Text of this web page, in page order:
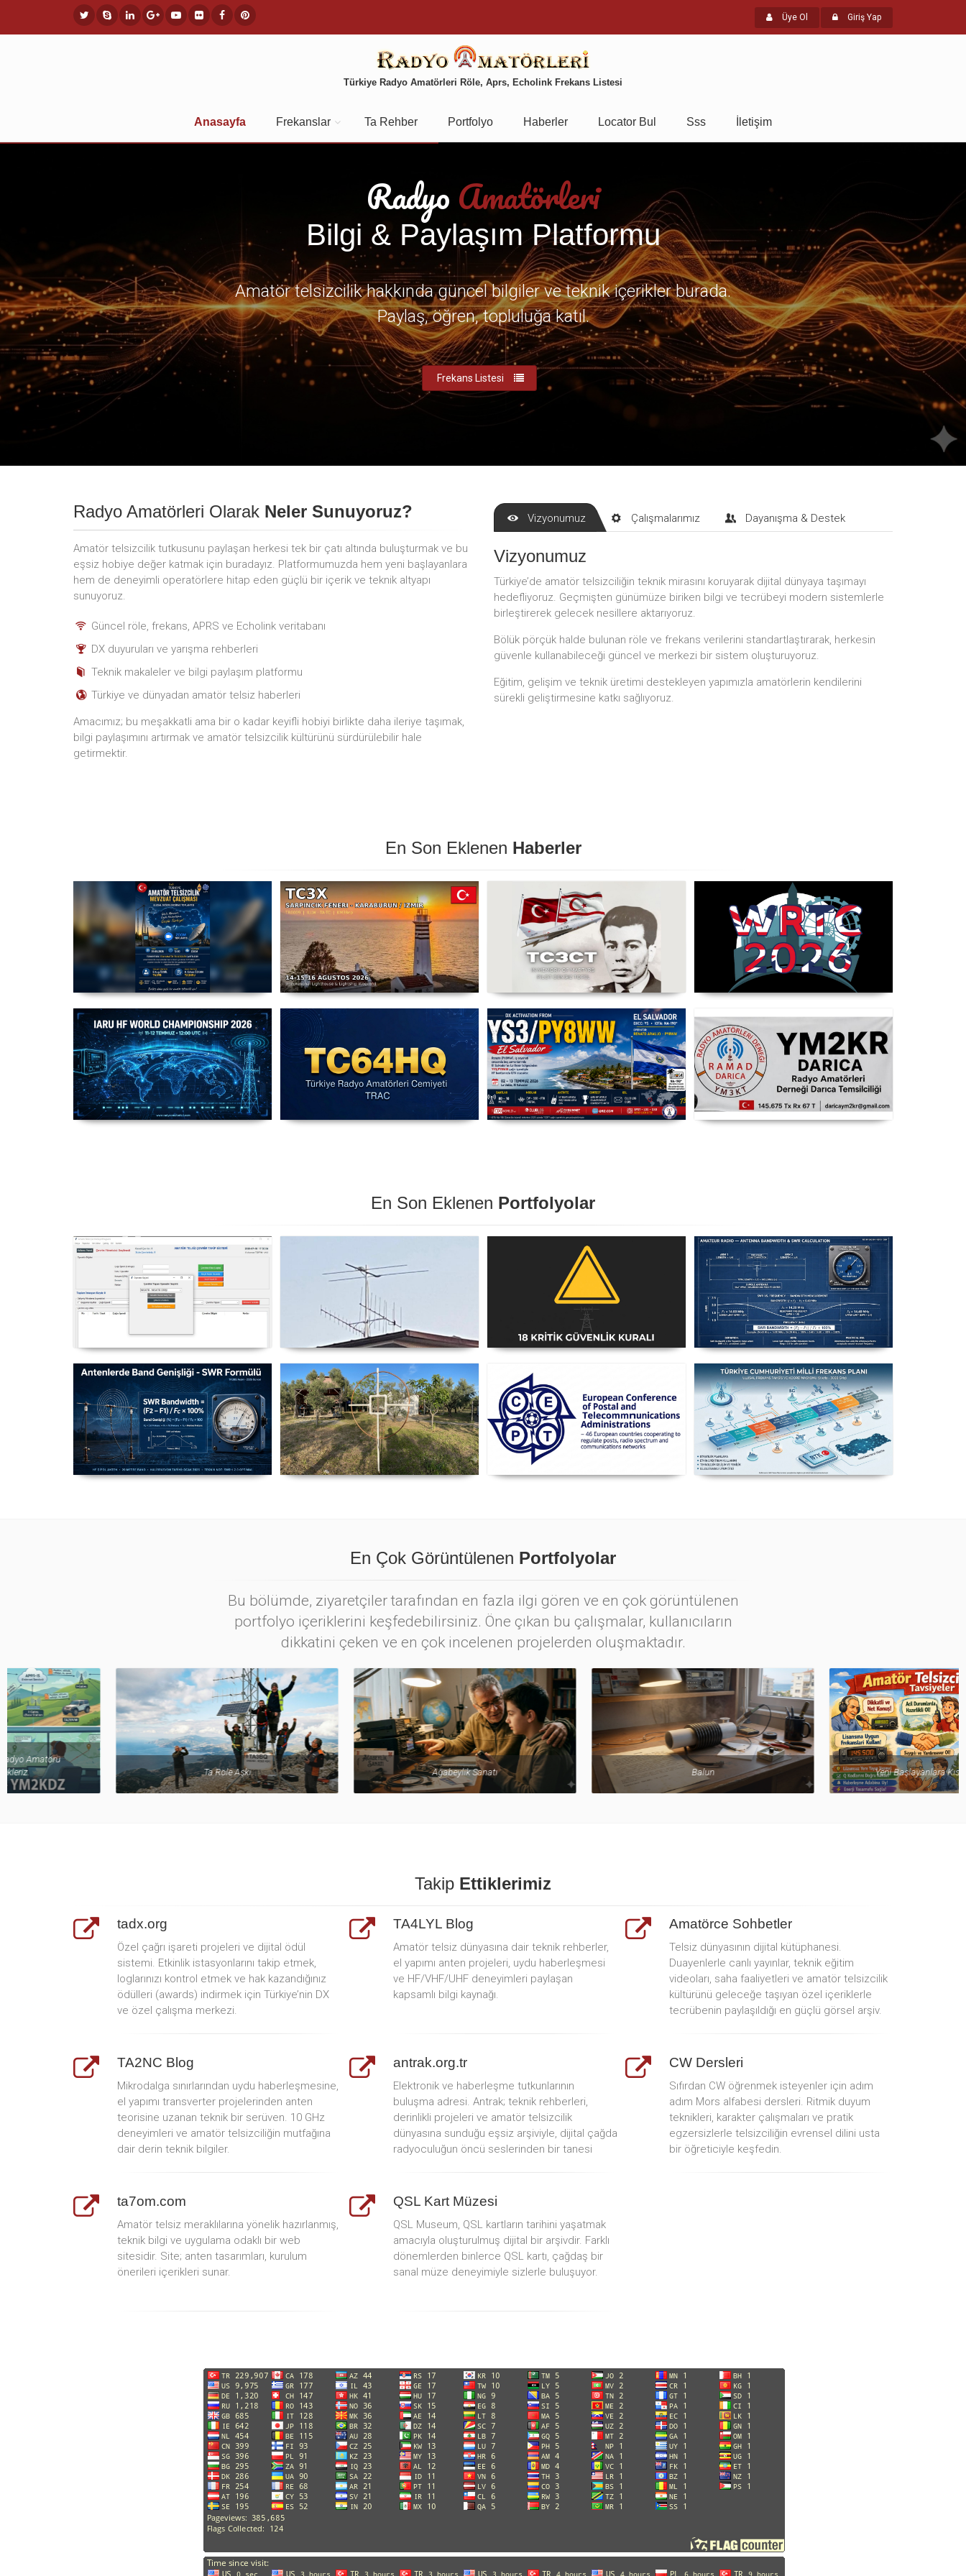
Üye Ol Giriş Yap
Türkiye Radyo Amatörleri Röle, Aprs, Echolink Frekans Listesi
Anasayfa Frekanslar Ta Rehber Portfolyo Haberler Locator Bul Sss İletişim
RadyoAmatörleri
Bilgi & Paylaşım Platformu
Amatör telsizcilik hakkında güncel bilgiler ve teknik içerikler burada.
Paylaş, öğren, topluluğa katıl.
Frekans Listesi
Radyo Amatörleri Olarak Neler Sunuyoruz?
Amatör telsizcilik tutkusunu paylaşan herkesi tek bir çatı altında buluşturmak ve bu
eşsiz hobiye değer katmak için buradayız. Platformumuzda hem yeni başlayanlara
hem de deneyimli operatörlere hitap eden güçlü bir içerik ve teknik altyapı
sunuyoruz.
Güncel röle, frekans, APRS ve Echolink veritabanı
DX duyuruları ve yarışma rehberleri
Teknik makaleler ve bilgi paylaşım platformu
Türkiye ve dünyadan amatör telsiz haberleri
Amacımız; bu meşakkatli ama bir o kadar keyifli hobiyi birlikte daha ileriye taşımak,
bilgi paylaşımını artırmak ve amatör telsizcilik kültürünü sürdürülebilir hale
getirmektir.
Vizyonumuz Çalışmalarımız Dayanışma & Destek
Vizyonumuz
Türkiye’de amatör telsizciliğin teknik mirasını koruyarak dijital dünyaya taşımayı
hedefliyoruz. Geçmişten günümüze biriken bilgi ve tecrübeyi modern sistemlerle
birleştirerek gelecek nesillere aktarıyoruz.
Bölük pörçük halde bulunan röle ve frekans verilerini standartlaştırarak, herkesin
güvenle kullanabileceği güncel ve merkezi bir sistem oluşturuyoruz.
Eğitim, gelişim ve teknik üretimi destekleyen yapımızla amatörlerin kendilerini
sürekli geliştirmesine katkı sağlıyoruz.
En Son Eklenen Haberler
Amatör Telsizcilik Mevzuat
TC3X - Sarpıncık Feneri'nden
Ağustos 2026 Karaburun
Şehit Pilot Yüzbaşı Cengiz Topel
03 Ağustos - 30 Eylül
WRTC 2026 Şampiyonu Litvanya
IARU HF World Championship
IARU HF Yarışması TC64HQ
YS3/PY8WW Türkiye'den FT8
RAMAD Darıca Temsilciliği
En Son Eklenen Portfolyolar
NexQso Telsiz Çevrim Kayıt
Yagi Anten Yönü Nasıl Belirlenir
Amatör Telsiz İstasyonları
Uzuntel’den Yagi’ye
Seçimi] - 2026 Güncel
Antenlerde Band Genişliği SWR
Manyetik Lup Anten (Magnetic
Posta ve Telekomünikasyon
Milli Frekans Planı
En Çok Görüntülenen Portfolyolar
Bu bölümde, ziyaretçiler tarafından en fazla ilgi gören ve en çok görüntülenen
portfolyo içeriklerini keşfedebilirsiniz. Öne çıkan bu çalışmalar, kullanıcıların
dikkatini çeken ve en çok incelenen projelerden oluşmaktadır.
Ta Röle Aşkı Ağabeylik Sanatı Balun Yeni Başlayanlara Kısa Nasihatler
Takip Ettiklerimiz
tadx.org
Özel çağrı işareti projeleri ve dijital ödül
sistemi. Etkinlik istasyonlarını takip etmek,
loglarınızı kontrol etmek ve hak kazandığınız
ödülleri (awards) indirmek için Türkiye’nin DX
ve özel çalışma merkezi.
TA4LYL Blog
Amatör telsiz dünyasına dair teknik rehberler,
el yapımı anten projeleri, uydu haberleşmesi
ve HF/VHF/UHF deneyimleri paylaşan
kapsamlı bilgi kaynağı.
Amatörce Sohbetler
Telsiz dünyasının dijital kütüphanesi.
Duayenlerle canlı yayınlar, teknik eğitim
videoları, saha faaliyetleri ve amatör telsizcilik
kültürünü geleceğe taşıyan özel içeriklerle
tecrübenin paylaşıldığı en güçlü görsel arşiv.
TA2NC Blog
Mikrodalga sınırlarından uydu haberleşmesine,
el yapımı transverter projelerinden anten
teorisine uzanan teknik bir serüven. 10 GHz
deneyimleri ve amatör telsizciliğin mutfağına
dair derin teknik bilgiler.
antrak.org.tr
Elektronik ve haberleşme tutkunlarının
buluşma adresi. Antrak; teknik rehberleri,
derinlikli projeleri ve amatör telsizcilik
dünyasına sunduğu eşsiz arşiviyle, dijital çağda
radyoculuğun öncü seslerinden bir tanesi
CW Dersleri
Sıfırdan CW öğrenmek isteyenler için adım
adım Mors alfabesi dersleri. Ritmik duyum
teknikleri, karakter çalışmaları ve pratik
egzersizlerle telsizciliğin evrensel dilini usta
bir öğreticiyle keşfedin.
ta7om.com
Amatör telsiz meraklılarına yönelik hazırlanmış,
teknik bilgi ve uygulama odaklı bir web
sitesidir. Site; anten tasarımları, kurulum
önerileri içerikleri sunar.
QSL Kart Müzesi
QSL Museum, QSL kartların tarihini yaşatmak
amacıyla oluşturulmuş dijital bir arşivdir. Farklı
dönemlerden binlerce QSL kartı, çağdaş bir
sanal müze deneyimiyle sizlerle buluşuyor.